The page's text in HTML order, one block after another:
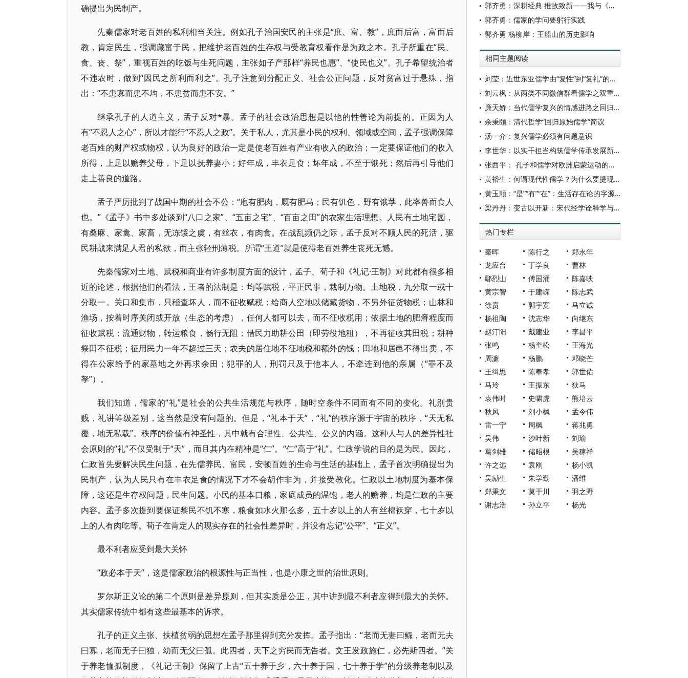
确提出为民制产。
先秦儒家对老百姓的私利相当关注。例如孔子治国安民的主张是“庶、富、教”，庶而后富，富而后
教，肯定民生，强调藏富于民，把维护老百姓的生存权与受教育权看作是为政之本。孔子所重在“民、
食、丧、祭”，重视百姓的吃饭与生死问题，主张如子产那样“养民也惠”、“使民也义”。孔子希望统治者
不违农时，做到“因民之所利而利之”。孔子注意到分配正义、社会公正问题，反对贫富过于悬殊，指
出：“不患寡而患不均，不患贫而患不安。”
继承孔子的人道主义，孟子反对*暴。孟子的社会政治思想是以他的性善论为前提的。正因为人
有“不忍人之心”，所以才能行“不忍人之政”。关于私人，尤其是小民的权利、领域或空间，孟子强调保障
老百姓的财产权或物权，认为良好的政治一定是使老百姓有产业有收入的政治；一定要保证他们的收入
所得，上足以赡养父母，下足以抚养妻小；好年成，丰衣足食；坏年成，不至于饿死；然后再引导他们
走上善良的道路。
孟子严厉批判了战国中期的社会不公：“庖有肥肉，厩有肥马；民有饥色，野有饿莩，此率兽而食人
也。”《孟子》书中多处谈到“八口之家”、“五亩之宅”、“百亩之田”的农家生活理想。人民有土地宅园，
有桑麻、家禽、家畜，无冻馁之虞，有丝衣，有肉食。在战乱频仍之际，孟子反对不顾人民的死活，驱
民耕战来满足人君的私欲，而主张轻刑薄税。所谓“王道”就是使得老百姓养生丧死无憾。
先秦儒家对土地、赋税和商业有许多制度方面的设计，孟子、荀子和《礼记·王制》对此都有很多相
近的论述，根据他们的看法，王者的法制是：均等赋税，平正民事，裁制万物。土地税，九分取一或十
分取一。关口和集市，只稽查坏人，而不征收赋税；给商人空地以储藏货物，不另外征货物税；山林和
渔场，按着时序关闭或开放（生态的考虑），任何人都可以去，而不征收税用；依据土地的肥瘠程度而
征收赋税；流通财物，转运粮食，畅行无阻；借民力助耕公田（即劳役地租），不再征收其田税；耕种
祭田不征税；征用民力一年不超过三天；农夫的居住地不征地税和额外的钱；田地和居邑不得出卖，不
得在公家给予的家墓地之外再求余田；犯罪的人，刑罚只及于他本人，不牵连到他的亲属（“罪不及
孥”）。
我们知道，儒家的“礼”是社会的公共生活规范与秩序，随时空条件不同而有不同的变化。礼别贵
贱，礼讲等级差别，这当然是没有问题的。但是，“礼本于天”，“礼”的秩序源于宇宙的秩序，“天无私
覆，地无私载”。秩序的价值有神圣性，其中就有合理性、公共性、公义的内涵。这种人与人的差异性社
会原则的“礼”不仅受制于“天”，而且其内在精神是“仁”。“仁”高于“礼”。仁政学说的目的是为民。因此，
仁政首先要解决民生问题，在先儒养民、富民，安顿百姓的生命与生活的基础上，孟子首次明确提出为
民制产，认为人民只有在丰衣足食的情况下才不会胡作非为，并接受教化。仁政以土地制度为基本保
障，这还是生存权问题，民生问题。小民的基本口粮，家庭成员的温饱，老人的赡养，均是仁政的主要
内容。孟子多次提到要保证黎民不饥不寒，粮食如水火那么多，五十岁以上的人有丝棉袄穿，七十岁以
上的人有肉吃等。荀子在肯定人的现实存在的社会性差异时，并没有忘记“公平”、“正义”。
最不利者应受到最大关怀
“政必本于天”，这是儒家政治的根源性与正当性，也是小康之世的治世原则。
罗尔斯正义论的第二个原则是差异原则，但其实质是公正，其中讲到最不利者应得到最大的关怀。
其实儒家传统中都有这些最基本的诉求。
孔子的正义主张、扶植贫弱的思想在孟子那里得到充分发挥。孟子指出：“老而无妻曰鳏，老而无夫
曰寡，老而无子曰独，幼而无父曰孤。此四者，天下之穷民而无告者。文王发政施仁，必先斯四者。”关
于养老恤孤制度，《礼记·王制》保留了上古“五十养于乡，六十养于国，七十养于学”的分级养老制以及
郭齐勇：深耕经典 推故致新——我与《船山学刊》
郭齐勇：儒家的学问要躬行实践
郭齐勇 杨柳岸：王船山的历史影响
相同主题阅读
刘莹：近世东亚儒学由“复性”到“复礼”的范式转型
刘云枫：从两类不同微信群看儒学之双重困境——熟人群一潭死水，匿名群乱作一团
廉天娇：当代儒学复兴的情感进路之回归与重构——评黄玉顺《中国情感哲学的当代复兴》
余秉颐：清代哲学“回归原始儒学”简议
汤一介：复兴儒学必须有问题意识
李世华：以实干担当构筑儒学传承发展新高地
张西平： 孔子和儒学对欧洲启蒙运动的影响
黄裕生：何谓现代性儒学？为什么要提现代性儒学？
黄玉顺：“是”“有”“在”：生活存在论的字源学考察
梁丹丹：变古以开新：宋代经学诠释学与儒学复兴
热门专栏
秦晖 陈行之
郑永年
龙应台
丁学良
曹林
鄢烈山
傅国涌
陈嘉映
黄宗智
于建嵘
陈志武
徐贲
郭宇宽
马立诚
杨祖陶
沈志华
向继东
赵汀阳
戴建业
李昌平
张鸣
杨奎松
王海光
周濂
杨鹏
邓晓芒
王缉思
陈奉孝
郭世佑
马玲
王振东
狄马
袁伟时
史啸虎
熊培云
秋风
刘小枫
孟令伟
雷一宁
周枫
蒋兆勇
吴伟
沙叶新
刘瑜
葛剑雄
储昭根
吴稼祥
许之远
袁刚
杨小凯
吴励生
朱学勤
潘维
郑秉文
莫于川
羽之野
谢志浩
孙立平 杨光